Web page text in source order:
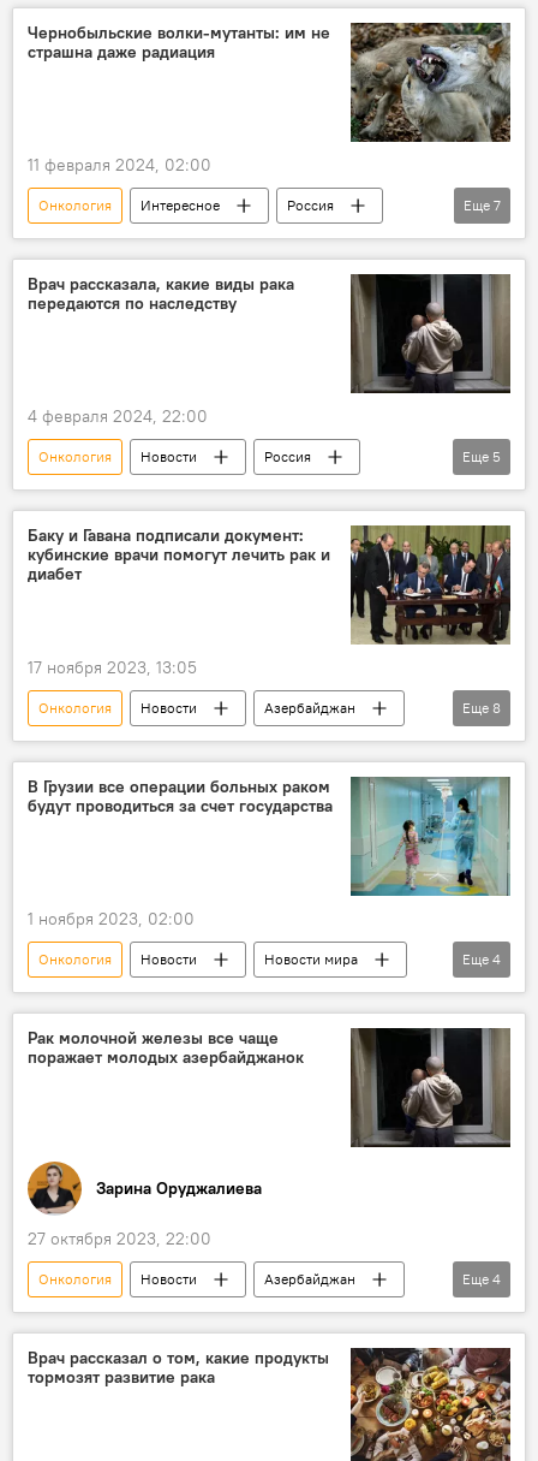
Журналист
Раковая опухоль
Смерть
НТВ
Чернобыльские волки-мутанты: им не
страшна даже радиация
11 февраля 2024, 02:00
Онкология Интересное
Россия
Украина
Чернобыль
мутанты
Радиация
Еще 7
Врач рассказала, какие виды рака
передаются по наследству
4 февраля 2024, 22:00
Онкология Новости
Россия
Онколог
врач
рак груди
Раковая опухоль
Наследство
Еще 5
Баку и Гавана подписали документ:
кубинские врачи помогут лечить рак и
диабет
17 ноября 2023, 13:05
Онкология Новости
Азербайджан
Куба
здравоохранение
Теймур Мусаев
Министерство здравоохранения АР
инфекционные заболевания
Еще 8
В Грузии все операции больных раком
будут проводиться за счет государства
1 ноября 2023, 02:00
Онкология Новости
Новости мира
Грузия
Онкологические заболевания
Операция
Кабмин
Еще 4
Рак молочной железы все чаще
поражает молодых азербайджанок
Зарина Оруджалиева
27 октября 2023, 22:00
Онкология Новости
Азербайджан
Общество
Медицина
Онкологические заболевания
рак груди
Еще 4
Врач рассказал о том, какие продукты
тормозят развитие рака